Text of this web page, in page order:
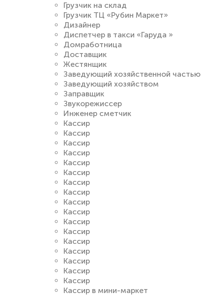
Грузчик на склад
Грузчик ТЦ «Рубин Маркет»
Дизайнер
Диспетчер в такси «Гаруда »
Домработница
Доставщик
Жестянщик
Заведующий хозяйственной частью
Заведующий хозяйством
Заправщик
Звукорежиссер
Инженер сметчик
Кассир
Кассир
Кассир
Кассир
Кассир
Кассир
Кассир
Кассир
Кассир
Кассир
Кассир
Кассир
Кассир
Кассир
Кассир
Кассир
Кассир
Кассир в мини-маркет